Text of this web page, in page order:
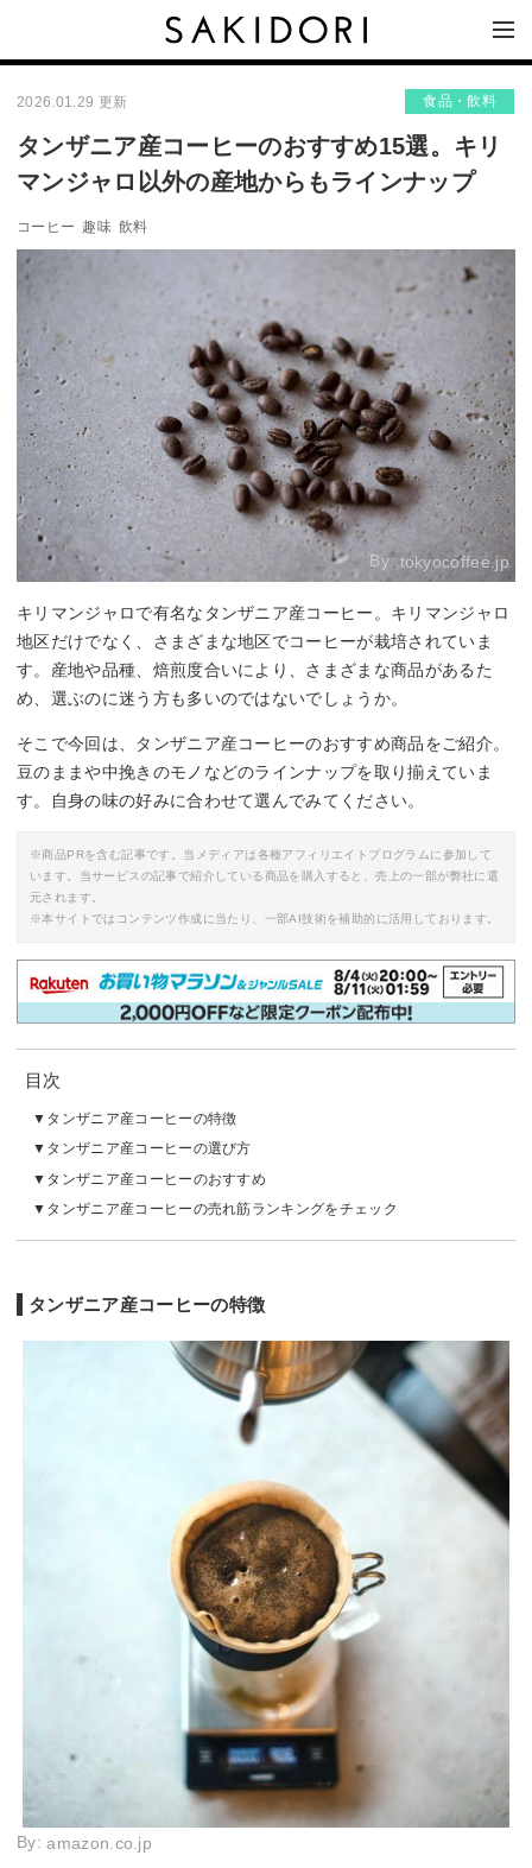
2026.01.29 更新 食品・飲料
タンザニア産コーヒーのおすすめ15選。キリ
マンジャロ以外の産地からもラインナップ
コーヒー 趣味 飲料
By: tokyocoffee.jp
キリマンジャロで有名なタンザニア産コーヒー。キリマンジャロ
地区だけでなく、さまざまな地区でコーヒーが栽培されていま
す。産地や品種、焙煎度合いにより、さまざまな商品があるた
め、選ぶのに迷う方も多いのではないでしょうか。
そこで今回は、タンザニア産コーヒーのおすすめ商品をご紹介。
豆のままや中挽きのモノなどのラインナップを取り揃えていま
す。自身の味の好みに合わせて選んでみてください。
※商品PRを含む記事です。当メディアは各種アフィリエイトプログラムに参加して
います。当サービスの記事で紹介している商品を購入すると、売上の一部が弊社に還
元されます。
※本サイトではコンテンツ作成に当たり、一部AI技術を補助的に活用しております。
目次
タンザニア産コーヒーの特徴
タンザニア産コーヒーの選び方
タンザニア産コーヒーのおすすめ
タンザニア産コーヒーの売れ筋ランキングをチェック
タンザニア産コーヒーの特徴
By:amazon.co.jp